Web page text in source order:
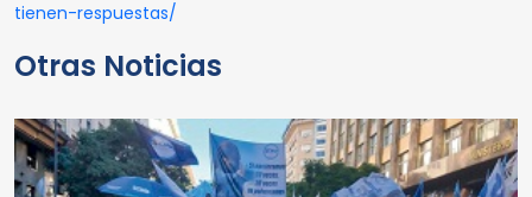
tienen-respuestas/
Otras Noticias